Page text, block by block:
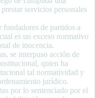
servicios personales
de partidos a
es un exceso normativo
de inocencia.
se interpuso acción de
quien ha
tal normatividad y
jurídico.
por lo sentenciado por el